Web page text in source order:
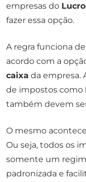
empresas do
fazer essa opção.
A regra funciona
acordo com a
caixa da empresa.
de impostos como
também devem
O mesmo
Ou seja, todos os
somente um
padronizada e